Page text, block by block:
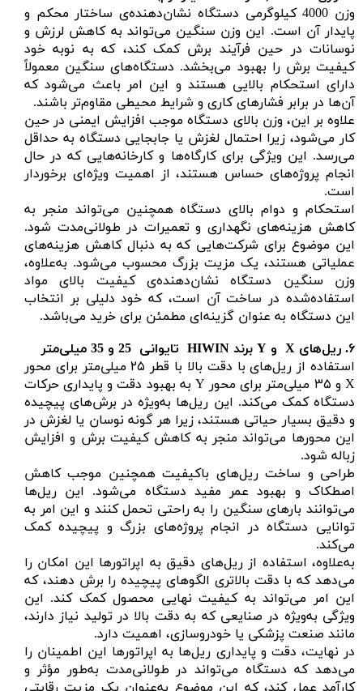
وزن 4000 کیلوگرمی دستگاه نشان‌دهنده‌ی ساختار محکم و
پایدار آن است. این وزن سنگین می‌تواند به کاهش لرزش و
نوسانات در حین فرآیند برش کمک کند، که به نوبه خود
کیفیت برش را بهبود می‌بخشد. دستگاه‌های سنگین معمولاً
دارای استحکام بالایی هستند و این امر باعث می‌شود که
آن‌ها در برابر فشارهای کاری و شرایط محیطی مقاوم‌تر باشند.
علاوه بر این، وزن بالای دستگاه موجب افزایش ایمنی در حین
کار می‌شود، زیرا احتمال لغزش یا جابجایی دستگاه به حداقل
می‌رسد. این ویژگی برای کارگاه‌ها و کارخانه‌هایی که در حال
انجام پروژه‌های حساس هستند، از اهمیت ویژه‌ای برخوردار
است.
استحکام و دوام بالای دستگاه همچنین می‌تواند منجر به
کاهش هزینه‌های نگهداری و تعمیرات در طولانی‌مدت شود.
این موضوع برای شرکت‌هایی که به دنبال کاهش هزینه‌های
عملیاتی هستند، یک مزیت بزرگ محسوب می‌شود. به‌علاوه،
وزن سنگین دستگاه نشان‌دهنده‌ی کیفیت بالای مواد
استفاده‌شده در ساخت آن است، که خود دلیلی بر انتخاب
این دستگاه به عنوان گزینه‌ای مطمئن برای خرید می‌باشد.
۶. ریل‌های X و Y برند HIWIN تایوانی 25 و 35 میلی‌متر
استفاده از ریل‌های با دقت بالا با قطر ۲۵ میلی‌متر برای محور
X و ۳۵ میلی‌متر برای محور Y به بهبود دقت و پایداری حرکات
دستگاه کمک می‌کند. این ریل‌ها به‌ویژه در برش‌های پیچیده
و دقیق بسیار حیاتی هستند، زیرا هر گونه نوسان یا لغزش در
این محورها می‌تواند منجر به کاهش کیفیت برش و افزایش
زباله شود.
طراحی و ساخت ریل‌های باکیفیت همچنین موجب کاهش
اصطکاک و بهبود عمر مفید دستگاه می‌شود. این ریل‌ها
می‌توانند بارهای سنگین را به راحتی تحمل کنند و این امر به
توانایی دستگاه در انجام پروژه‌های بزرگ و پیچیده کمک
می‌کند.
به‌علاوه، استفاده از ریل‌های دقیق به اپراتورها این امکان را
می‌دهد که با دقت بالاتری الگوهای پیچیده را برش دهند، که
این امر می‌تواند به کیفیت نهایی محصول کمک کند. این
ویژگی به‌ویژه در صنایعی که به دقت بالا در تولید نیاز دارند،
مانند صنعت پزشکی یا خودروسازی، اهمیت دارد.
در نهایت، دقت و پایداری ریل‌ها به اپراتورها این اطمینان را
می‌دهد که دستگاه می‌تواند در طولانی‌مدت به‌طور مؤثر و
کارآمد عمل کند، که این موضوع به‌عنوان یک مزیت رقابتی